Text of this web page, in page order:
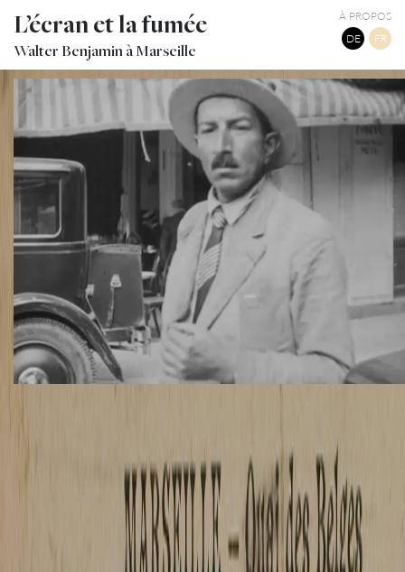
L’écran et la fumée
Walter Benjamin à Marseille
À PROPOS
DE
FR
TWITTER TUMBLR PINTEREST